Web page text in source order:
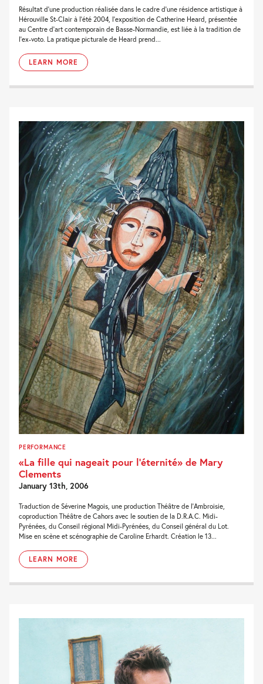
Résultat d’une production réalisée dans le cadre d’une résidence artistique à
Hérouville St-Clair à l’été 2004, l’exposition de Catherine Heard, présentée
au Centre d’art contemporain de Basse-Normandie, est liée à la tradition de
l’ex-voto. La pratique picturale de Heard prend...
LEARN MORE
PERFORMANCE
«La fille qui nageait pour l’éternité» de Mary
Clements
January 13th, 2006
Traduction de Séverine Magois, une production Théâtre de l’Ambroisie,
coproduction Théâtre de Cahors avec le soutien de la D.R.A.C. Midi-
Pyrénées, du Conseil régional Midi-Pyrénées, du Conseil général du Lot.
Mise en scène et scénographie de Caroline Erhardt. Création le 13...
LEARN MORE